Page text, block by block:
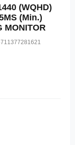
(WQHD)
(Min.)
MONITOR